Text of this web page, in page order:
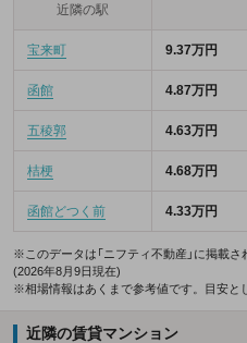
近隣の駅
宝来町 9.37万円
函館 4.87万円
五稜郭 4.63万円
桔梗 4.68万円
函館どつく前 4.33万円
※このデータは「ニフティ不動産」に掲載
(2026年8月9日現在)
※相場情報はあくまで参考値です。目安と
近隣の賃貸マンション